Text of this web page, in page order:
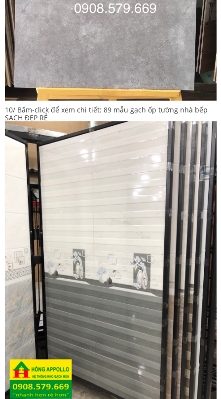
10/ Bấm-click để xem chi tiết: 89 mẫu gạch ốp tường nhà bếp
SẠCH ĐẸP RẺ